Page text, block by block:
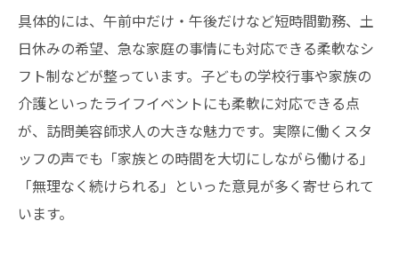
具体的には、午前中だけ・午後だけなど短時間勤務、土
日休みの希望、急な家庭の事情にも対応できる柔軟なシ
フト制などが整っています。子どもの学校行事や家族の
介護といったライフイベントにも柔軟に対応できる点
が、訪問美容師求人の大きな魅力です。実際に働くスタ
ッフの声でも「家族との時間を大切にしながら働ける」
「無理なく続けられる」といった意見が多く寄せられて
います。